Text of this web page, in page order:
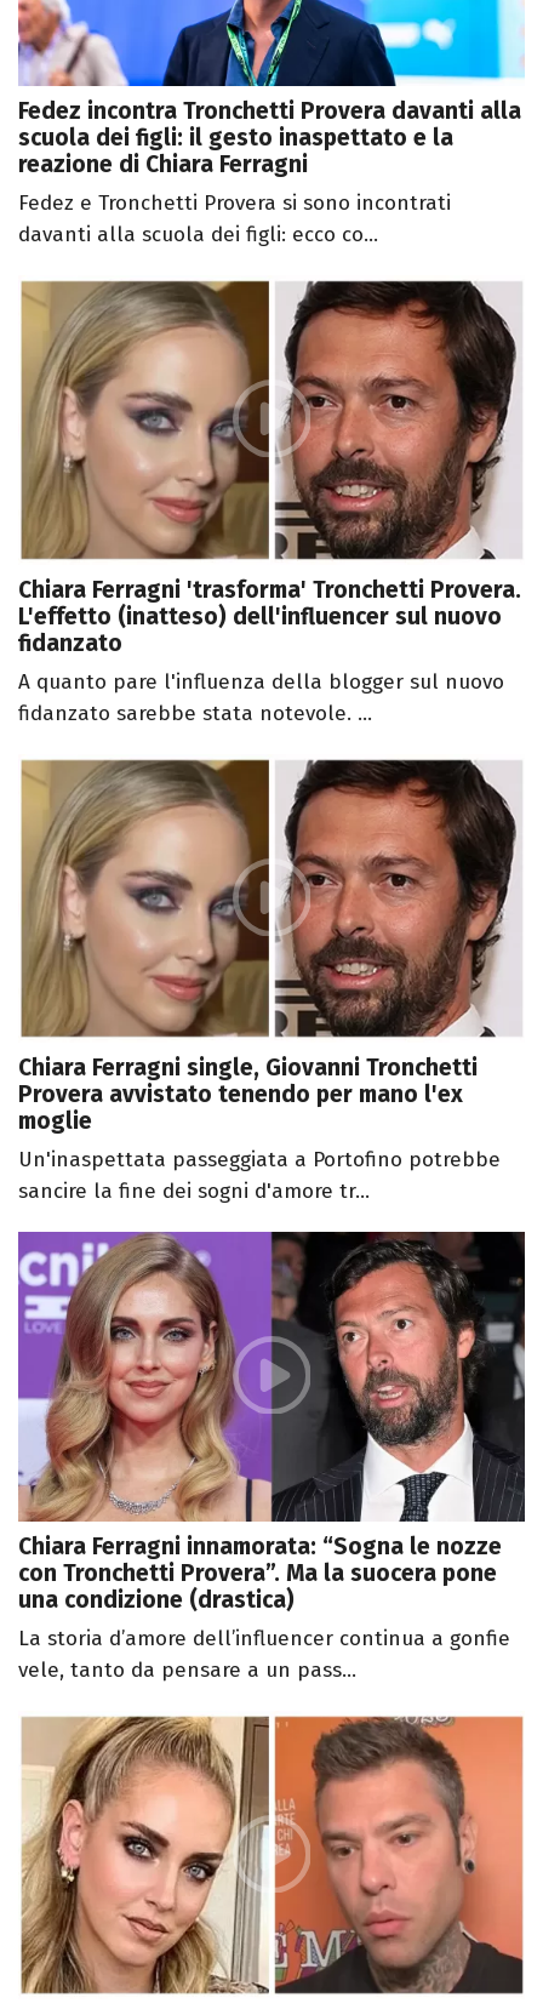
Fedez incontra Tronchetti Provera davanti alla
scuola dei figli: il gesto inaspettato e la
reazione di Chiara Ferragni
Fedez e Tronchetti Provera si sono incontrati
davanti alla scuola dei figli: ecco co...
Chiara Ferragni 'trasforma' Tronchetti Provera.
L'effetto (inatteso) dell'influencer sul nuovo
fidanzato
A quanto pare l'influenza della blogger sul nuovo
fidanzato sarebbe stata notevole. ...
Chiara Ferragni single, Giovanni Tronchetti
Provera avvistato tenendo per mano l'ex
moglie
Un'inaspettata passeggiata a Portofino potrebbe
sancire la fine dei sogni d'amore tr...
Chiara Ferragni innamorata: “Sogna le nozze
con Tronchetti Provera”. Ma la suocera pone
una condizione (drastica)
La storia d’amore dell’influencer continua a gonfie
vele, tanto da pensare a un pass...